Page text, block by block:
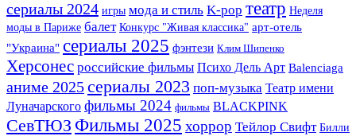
сериалы 2024 игры мода и стиль K-pop театр Неделя
моды в Париже балет Конкурс "Живая классика" арт-отель
"Украина" сериалы 2025 фэнтези Клим Шипенко
Херсонес российские фильмы Психо Дель Арт Balenciaga
аниме 2025сериалы 2023 поп-музыка Театр имени
Луначарского фильмы 2024 фильмы BLACKPINK
СевТЮЗ Фильмы 2025 хоррор Тейлор Свифт Билли